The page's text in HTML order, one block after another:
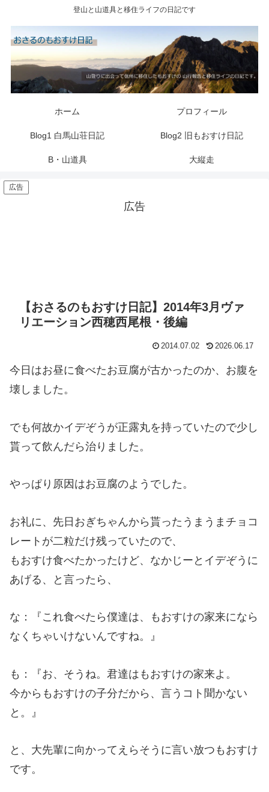
登山と山道具と移住ライフの日記です
ホーム プロフィール
Blog1 白馬山荘日記 Blog2 旧もおすけ日記
B・山道具 大縦走
広告
広告
【おさるのもおすけ日記】2014年3月ヴァ
リエーション西穂西尾根・後編
2014.07.02 2026.06.17
今日はお昼に食べたお豆腐が古かったのか、お腹を
壊しました。
でも何故かイデぞうが正露丸を持っていたので少し
貰って飲んだら治りました。
やっぱり原因はお豆腐のようでした。
お礼に、先日おぎちゃんから貰ったうまうまチョコ
レートが二粒だけ残っていたので、
もおすけ食べたかったけど、なかじーとイデぞうに
あげる、と言ったら、
な：『これ食べたら僕達は、もおすけの家来になら
なくちゃいけないんですね。』
も：『お、そうね。君達はもおすけの家来よ。
今からもおすけの子分だから、言うコト聞かない
と。』
と、大先輩に向かってえらそうに言い放つもおすけ
です。